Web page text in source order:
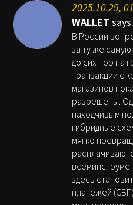
2025.10.29,
WALLET
В России
за ту же
до сих пор на
транзакции с
магазинов
разрешены.
находчивым
гибридные
мягко
здесь
платежей